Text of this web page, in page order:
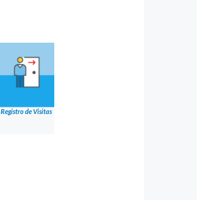
Registro de Visitas